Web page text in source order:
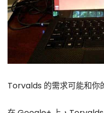
Torvalds 的需求可能和你